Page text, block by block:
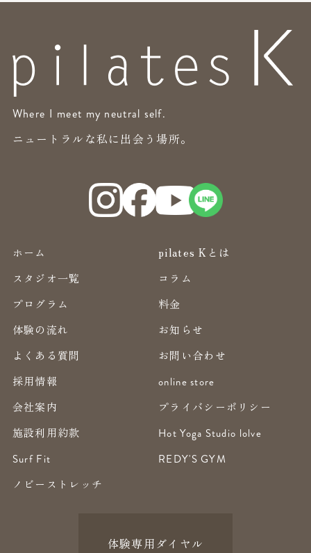
Where I meet my neutral self.
ニュートラルな私に出会う場所。
ホーム
pilates Kとは
スタジオ一覧
コラム
プログラム
料金
体験の流れ
お知らせ
よくある質問
お問い合わせ
採用情報
online store
会社案内
プライバシーポリシー
施設利用約款
Hot Yoga Studio lolve
Surf Fit
REDY'S GYM
ノビーストレッチ
体験専用ダイヤル